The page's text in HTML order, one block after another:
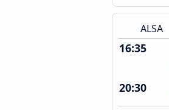
ALSA
16:35
20:30